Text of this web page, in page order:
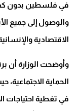
في فلسطين بدون
والوصول إلى جميع
الاقتصادية
وأوضحت الوزارة أن
الحماية
في تغطية احتياجات